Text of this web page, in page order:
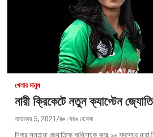
খেলার মানুষ
নারী ক্রিকেটে নতুন ক্যাপ্টেন জ্যোতি
নভেম্বর 5, 2021 রঙ বেরঙ ডেস্ক
নিগার সুলতানা জ্যোতিকে অধিনায়ক করে ১৬ সদস্যের নারা